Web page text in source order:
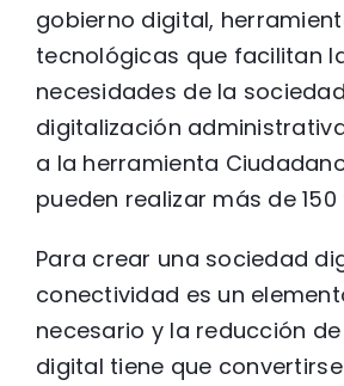
gobierno digital,
tecnológicas que facilitan
necesidades de la
digitalización
a la herramienta
pueden realizar más de
Para crear una sociedad
conectividad es un
necesario y la reducción
digital tiene que